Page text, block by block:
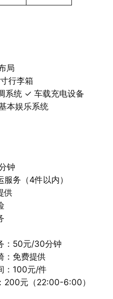
局
行李箱
系统 ✓ 车载充电设备
本娱乐系统
钟
务（4件以内）
供
：50元/30分钟
：免费提供
：100元/件
200元（22:00-6:00）